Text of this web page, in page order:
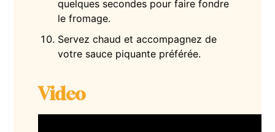
quelques secondes pour faire fondre
le fromage.
Servez chaud et accompagnez de
votre sauce piquante préférée.
Video